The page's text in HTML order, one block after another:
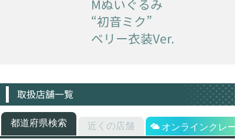
Mぬいぐるみ
“初音ミク”
ベリー衣装Ver.
取扱店舗一覧
都道府県検索 近くの店舗 オンラインクレー